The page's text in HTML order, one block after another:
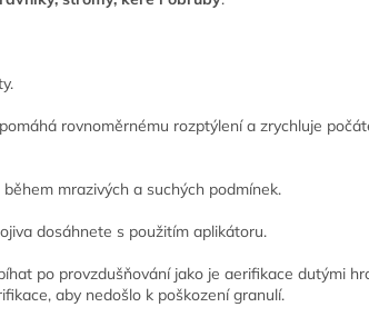
rovnoměrnému rozptýlení a zrychluje
mrazivých a suchých podmínek.
dosáhnete s použitím aplikátoru.
po provzdušňování jako je aerifikace dutými
aby nedošlo k poškození granulí.